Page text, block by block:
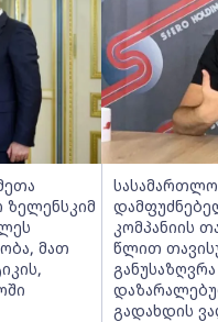
მათ
კომპანიის
წლით
გადახდის